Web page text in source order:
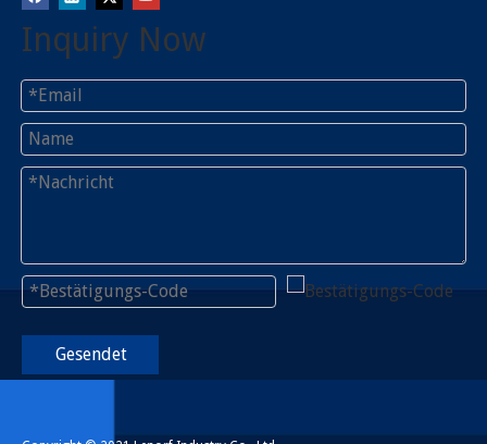
Inquiry Now
Gesendet